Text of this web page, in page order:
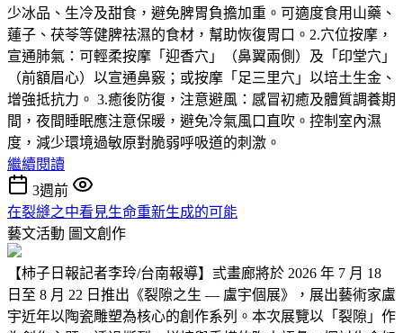
少冰品、生冷及甜食，避免脾胃負擔加重。可適度食用山藥、
蓮子、茯苓等健脾祛濕的食材，幫助恢復胃口。2.穴位按摩，
宣通肺氣：可輕柔按摩「迎香穴」（鼻翼兩側）及「印堂穴」
（前額眉心）以宣通鼻竅；或按摩「足三里穴」以培土生金、
增強抵抗力。 3.癒後防復，注意避風：感冒初癒及體質調養期
間，夜間睡眠應注意保暖，避免冷氣風口直吹。控制室內濕
度，減少環境過敏原對脆弱呼吸道的刺激。
繼續閱讀
3週前
在裂縫之中看見生命重新生成的可能
藝文活動 圖文創作
【柿子日報記者李玲/台南報導】弎畫廊將於 2026 年 7 月 18
日至 8 月 22 日推出《裂隙之生 — 盧宇個展》，展出藝術家盧
宇近年以陶瓷雕塑為核心的創作系列。本次展覽以「裂隙」作